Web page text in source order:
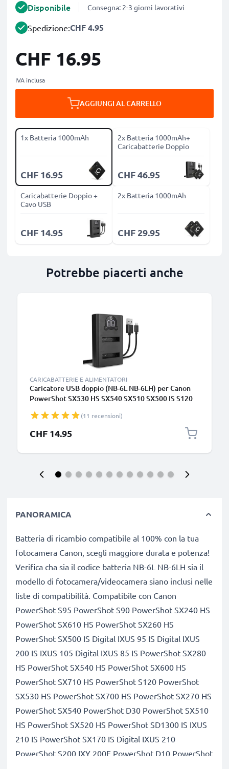
Disponibile Consegna: 2-3 giorni lavorativi
Spedizione:CHF 4.95
CHF 16.95
IVA inclusa
AGGIUNGI AL CARRELLO
1x Batteria 1000mAh
CHF 16.95
2x Batteria 1000mAh+
Caricabatterie Doppio
CHF 46.95
Caricabatterie Doppio +
Cavo USB
CHF 14.95
2x Batteria 1000mAh
CHF 29.95
Potrebbe piacerti anche
CARICABATTERIE E ALIMENTATORI
Caricatore USB doppio (NB-6L NB-6LH) per Canon
PowerShot SX530 HS SX540 SX510 SX500 IS S120
(11 recensioni)
CHF 14.95
PANORAMICA
Batteria di ricambio compatibile al 100% con la tua
fotocamera Canon, scegli maggiore durata e potenza!
Verifica cha sia il codice batteria NB-6L NB-6LH sia il
modello di fotocamera/videocamera siano inclusi nelle
liste di compatibilità. Compatibile con Canon
PowerShot S95 PowerShot S90 PowerShot SX240 HS
PowerShot SX610 HS PowerShot SX260 HS
PowerShot SX500 IS Digital IXUS 95 IS Digital IXUS
200 IS IXUS 105 Digital IXUS 85 IS PowerShot SX280
HS PowerShot SX540 HS PowerShot SX600 HS
PowerShot SX710 HS PowerShot S120 PowerShot
SX530 HS PowerShot SX700 HS PowerShot SX270 HS
PowerShot SX540 PowerShot D30 PowerShot SX510
HS PowerShot SX520 HS PowerShot SD1300 IS IXUS
210 IS PowerShot SX170 IS Digital IXUS 210
PowerShot S200 IXY 200F PowerShot D10 PowerShot